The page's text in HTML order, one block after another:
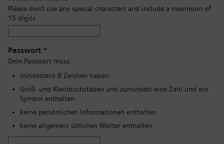
Please don’t use any special characters and include a maximum of
15 digits.
Passwort *
Dein Passwort muss:
mindestens 8 Zeichen haben.
Groß- und Kleinbuchstaben und zumindest eine Zahl und ein
Symbol enthalten.
keine persönlichen Informationen enthalten.
keine allgemein üblichen Wörter enthalten.